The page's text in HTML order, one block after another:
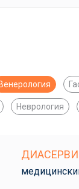
Венерология
Неврология